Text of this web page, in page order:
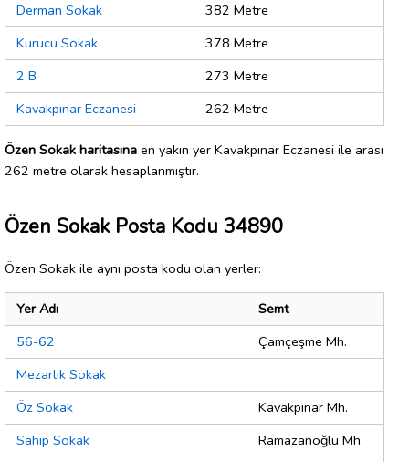
Derman Sokak
382 Metre
Kurucu Sokak
378 Metre
2 B
273 Metre
Kavakpınar Eczanesi
262 Metre
Özen Sokak haritasına en yakın yer Kavakpınar Eczanesi ile arası
262 metre olarak hesaplanmıştır.
Özen Sokak Posta Kodu 34890
Özen Sokak ile aynı posta kodu olan yerler:
Yer Adı
Semt
56-62
Çamçeşme Mh.
Mezarlık Sokak
Öz Sokak
Kavakpınar Mh.
Sahip Sokak
Ramazanoğlu Mh.